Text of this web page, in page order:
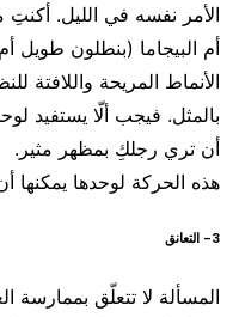
الأمر نفسه في الليل. أكنتِ
أم البيجاما (بنطلون طويل
الأنماط المريحة
بالمثل. فيجب ألّا يستفيد
أن تري رجلكِ بمظهر مثير.
هذه الحركة لوحدها يمكنها
3- التعانق
المسألة لا تتعلّق بممارسة